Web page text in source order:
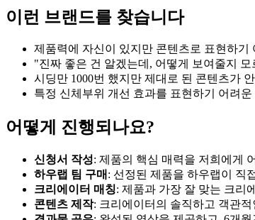
이런 브랜드를 찾습니다
제품력에 자신이 있지만 콘텐츠로 표현하기
"진짜 좋은 건 알겠는데, 어떻게 보여줄지
시딩만 1000번 했지만 제대로 된 콘텐츠가
특정 신체부위 개선 효과를 표현하기 어려
어떻게 진행되나요?
신청서 작성: 제품의 핵심 매력을 저희에게
하우랩 팀 구매 : 선정된 제품을 하우랩이 직
크리에이터 매칭: 제품과 가장 잘 맞는 크리
콘텐츠 제작: 크리에이터의 솔직하고 객관